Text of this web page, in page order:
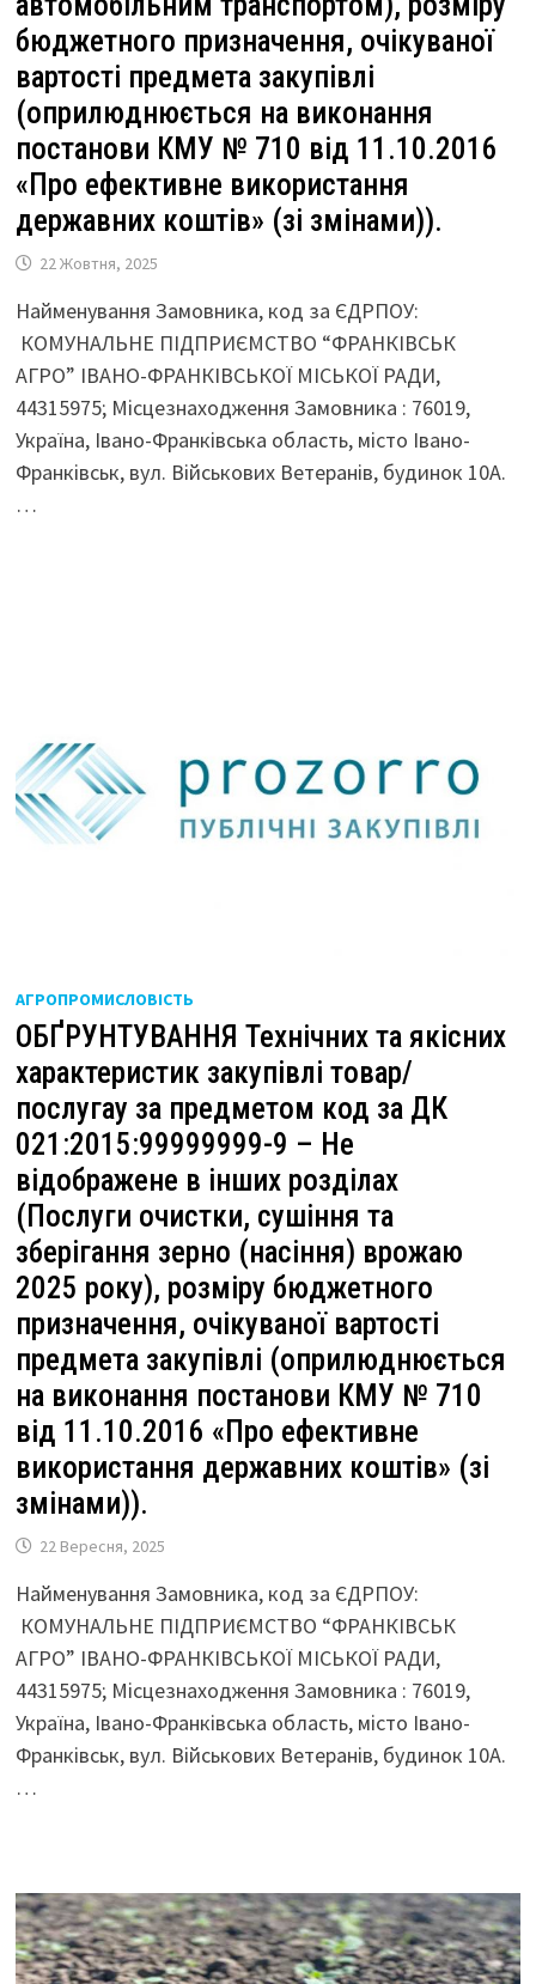
бюджетного призначення, очікуваної
вартості предмета закупівлі
(оприлюднюється на виконання
постанови КМУ № 710 від 11.10.2016
«Про ефективне використання
державних коштів» (зі змінами)).
22 Жовтня, 2025
Найменування Замовника, код за ЄДРПОУ:
КОМУНАЛЬНЕ ПІДПРИЄМСТВО “ФРАНКІВСЬК
АГРО” ІВАНО-ФРАНКІВСЬКОЇ МІСЬКОЇ РАДИ,
44315975; Місцезнаходження Замовника : 76019,
Україна, Івано-Франківська область, місто Івано-
Франківськ, вул. Військових Ветеранів, будинок 10А.
…
АГРОПРОМИСЛОВІСТЬ
ОБҐРУНТУВАННЯ Технічних та якісних
характеристик закупівлі товар/
послугау за предметом код за ДК
021:2015:99999999-9 – Не
відображене в інших розділах
(Послуги очистки, сушіння та
зберігання зерно (насіння) врожаю
2025 року), розміру бюджетного
призначення, очікуваної вартості
предмета закупівлі (оприлюднюється
на виконання постанови КМУ № 710
від 11.10.2016 «Про ефективне
використання державних коштів» (зі
змінами)).
22 Вересня, 2025
Найменування Замовника, код за ЄДРПОУ:
КОМУНАЛЬНЕ ПІДПРИЄМСТВО “ФРАНКІВСЬК
АГРО” ІВАНО-ФРАНКІВСЬКОЇ МІСЬКОЇ РАДИ,
44315975; Місцезнаходження Замовника : 76019,
Україна, Івано-Франківська область, місто Івано-
Франківськ, вул. Військових Ветеранів, будинок 10А.
…